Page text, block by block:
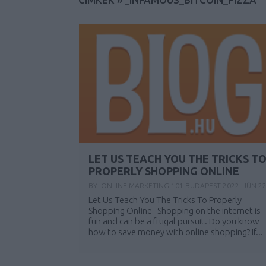
LET US TEACH YOU THE TRICKS TO
PROPERLY SHOPPING ONLINE
Let Us Teach You The Tricks To Properly
Shopping Online Shopping on the internet is
fun and can be a frugal pursuit. Do you know
how to save money with online shopping? If...